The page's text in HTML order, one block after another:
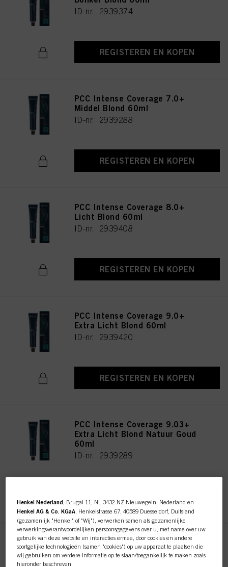
ID-nr. 2939374
REGISTEREN EN KOPEN
PCC Intense Coverage 7.0+
Middel Blond 60ml
ID-nr. 2939288
REGISTEREN EN KOPEN
PCC Intense Coverage 8.0+
Licht Blond 60ml
ID-nr. 2939408
REGISTEREN EN KOPEN
PCC Intense Coverage 9.0+
Extra Licht Blond 60ml
ID-nr. 2939420
REGISTEREN EN KOPEN
PCC Intense Coverage 9.03+
Extra Licht Blond Natuur Goud
60ml
ID-nr. 2939289
PCC Intense Coverage 7.2+
Middel Blond Parelmoer 60ml
Henkel Nederland , Brugal 11, NL 3432 NZ Nieuwegein, Nederland en
Henkel AG & Co. KGaA , Henkelstrasse 67, 40589 Duesseldorf, Duitsland
(gezamenlijk "Henkel" of "Wij"), verwerken samen als gezamenlijke
verwerkingsverantwoordelijken persoonsgegevens over u, met name over uw
gebruik van deze website en interacties ermee, door cookies en andere
soortgelijke technologieën (samen "cookies") op uw apparaat te plaatsen die
wij gebruiken om verdere informatie op te slaan/toegankelijk te maken zoals
hieronder beschreven.